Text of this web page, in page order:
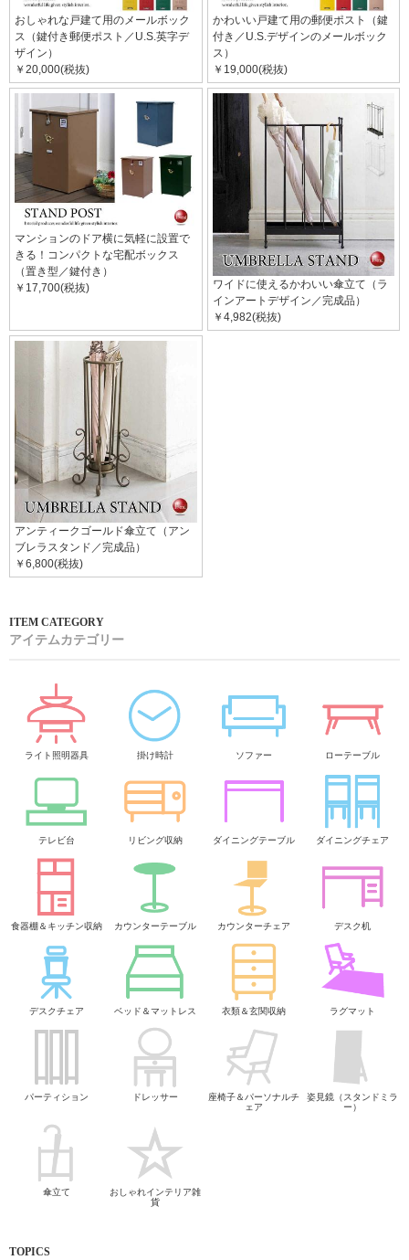
おしゃれな戸建て用のメールボック
ス（鍵付き郵便ポスト／U.S.英字デ
ザイン）
￥20,000(税抜)
かわいい戸建て用の郵便ポスト（鍵
付き／U.S.デザインのメールボック
ス）
￥19,000(税抜)
マンションのドア横に気軽に設置で
きる！コンパクトな宅配ボックス
（置き型／鍵付き）
￥17,700(税抜)
ワイドに使えるかわいい傘立て（ラ
インアートデザイン／完成品）
￥4,982(税抜)
アンティークゴールド傘立て（アン
ブレラスタンド／完成品）
￥6,800(税抜)
アイテムカテゴリー
ライト照明器具 掛け時計 ソファー ローテーブル
テレビ台 リビング収納 ダイニングテーブル ダイニングチェア
食器棚＆キッチン収納 カウンターテーブル カウンターチェア デスク机
デスクチェア ベッド＆マットレス 衣類＆玄関収納 ラグマット
パーティション ドレッサー
座椅子＆パーソナルチ
ェア
姿見鏡（スタンドミラ
ー）
傘立て
おしゃれインテリア雑
貨